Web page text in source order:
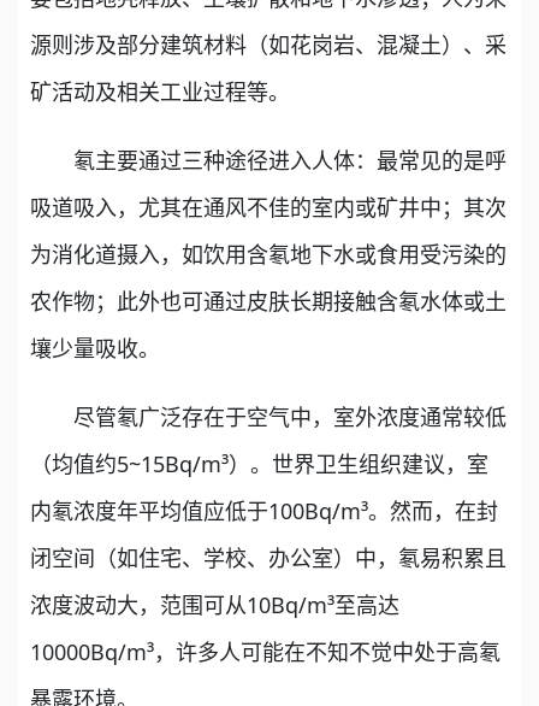
源则涉及部分建筑材料（如花岗岩、混凝土）、采
矿活动及相关工业过程等。
氡主要通过三种途径进入人体：最常见的是呼
吸道吸入，尤其在通风不佳的室内或矿井中；其次
为消化道摄入，如饮用含氡地下水或食用受污染的
农作物；此外也可通过皮肤长期接触含氡水体或土
壤少量吸收。
尽管氡广泛存在于空气中，室外浓度通常较低
（均值约5~15Bq/m³）。世界卫生组织建议，室
内氡浓度年平均值应低于100Bq/m³。然而，在封
闭空间（如住宅、学校、办公室）中，氡易积累且
浓度波动大，范围可从10Bq/m³至高达
10000Bq/m³，许多人可能在不知不觉中处于高氡
暴露环境。